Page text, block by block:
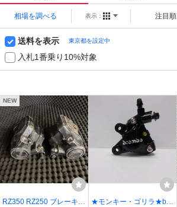
相場を調べる 表示： 注目順
送料を表示 東京都を設定中
入札1番乗り10%対象
NEW
RZ350 RZ250 ブレーキ
★モンキー・ゴリラ★bre